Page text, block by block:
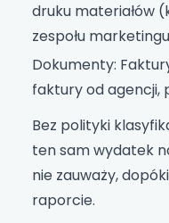
druku materiałów
zespołu
Dokumenty:
faktury od agencji,
Bez polityki
ten sam wydatek
nie zauważy,
raporcie.